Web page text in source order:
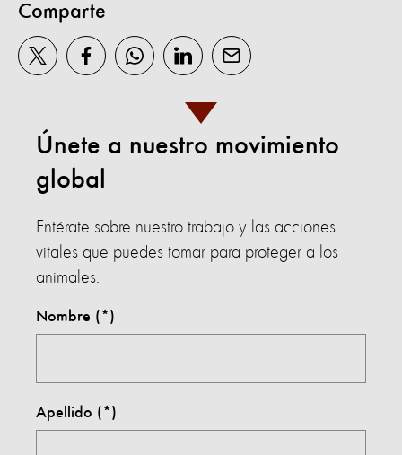
Comparte
Únete a nuestro movimiento
global
Entérate sobre nuestro trabajo y las acciones
vitales que puedes tomar para proteger a los
animales.
Nombre
Apellido